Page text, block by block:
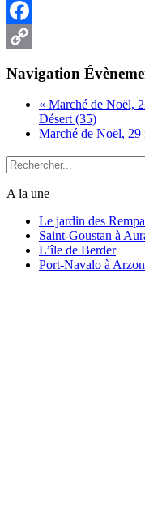
Facebook
Navigation
« Marché de Noël,
Désert (35)
Marché de Noël,
Rechercher...
A la une
Le jardin des
Saint-Goustan à
L’île de Berder
Port-Navalo à Arzon